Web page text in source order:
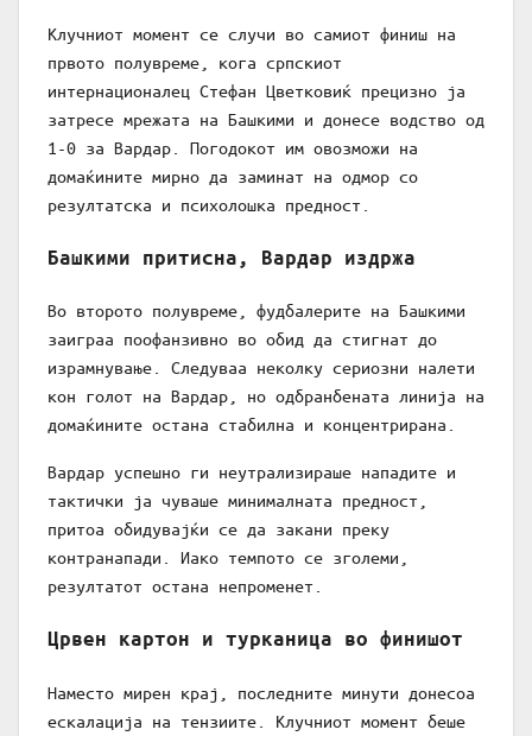
Клучниот момент се случи во самиот финиш на
првото полувреме, кога српскиот
интернационалец Стефан Цветковиќ прецизно ја
затресе мрежата на Башкими и донесе водство од
1-0 за Вардар. Погодокот им овозможи на
домаќините мирно да заминат на одмор со
резултатска и психолошка предност.
Башкими притисна, Вардар издржа
Во второто полувреме, фудбалерите на Башкими
заиграа поофанзивно во обид да стигнат до
израмнување. Следуваа неколку сериозни налети
кон голот на Вардар, но одбранбената линија на
домаќините остана стабилна и концентрирана.
Вардар успешно ги неутрализираше нападите и
тактички ја чуваше минималната предност,
притоа обидувајќи се да закани преку
контранапади. Иако темпото се зголеми,
резултатот остана непроменет.
Црвен картон и турканица во финишот
Наместо мирен крај, последните минути донесоа
ескалација на тензиите. Клучниот момент беше